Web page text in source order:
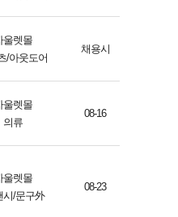
울렛몰
/아웃도어
채용시
울렛몰
의류
08-16
울렛몰
시/문구外
08-23